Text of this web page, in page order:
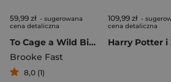
59,99 zł - sugerowana
cena detaliczna
To Cage a Wild Bird
Brooke Fast
8,0 (1)
109,99 zł -
cena detaliczna